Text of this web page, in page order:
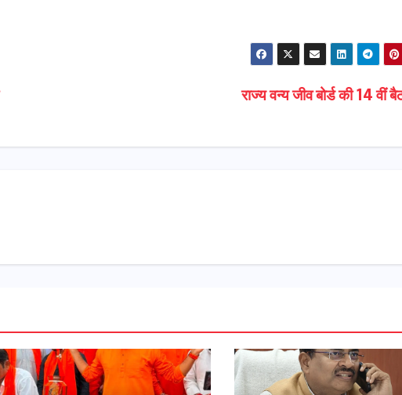
राज्य वन्य जीव बोर्ड की 14 वीं